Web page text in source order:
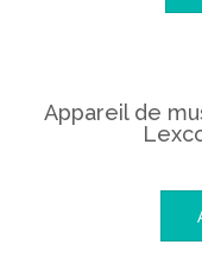
Appareil de